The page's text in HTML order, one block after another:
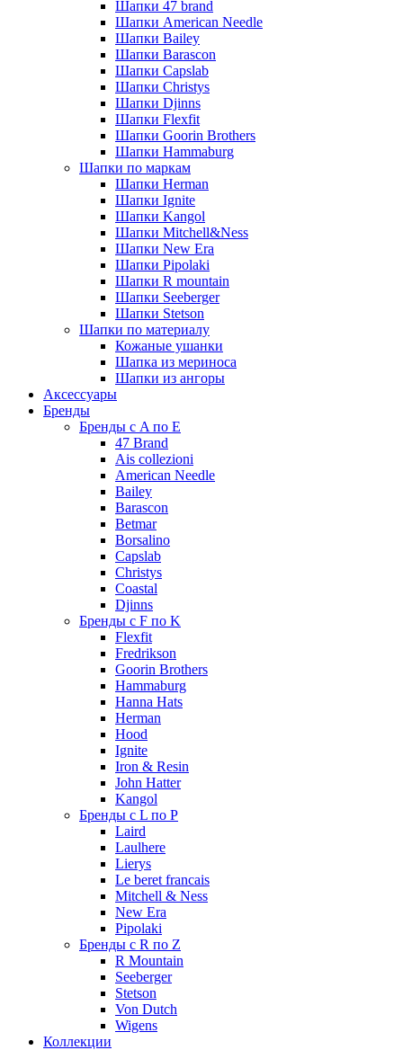
Шапки 47 brand
Шапки American Needle
Шапки Bailey
Шапки Barascon
Шапки Capslab
Шапки Christys
Шапки Djinns
Шапки Flexfit
Шапки Goorin Brothers
Шапки Hammaburg
Шапки по маркам
Шапки Herman
Шапки Ignite
Шапки Kangol
Шапки Mitchell&Ness
Шапки New Era
Шапки Pipolaki
Шапки R mountain
Шапки Seeberger
Шапки Stetson
Шапки по материалу
Кожаные ушанки
Шапка из мериноса
Шапки из ангоры
Аксессуары
Бренды
Бренды с A по E
47 Brand
Ais collezioni
American Needle
Bailey
Barascon
Betmar
Borsalino
Capslab
Christys
Coastal
Djinns
Бренды с F по K
Flexfit
Fredrikson
Goorin Brothers
Hammaburg
Hanna Hats
Herman
Hood
Ignite
Iron & Resin
John Hatter
Kangol
Бренды с L по P
Laird
Laulhere
Lierys
Le beret francais
Mitchell & Ness
New Era
Pipolaki
Бренды с R по Z
R Mountain
Seeberger
Stetson
Von Dutch
Wigens
Коллекции